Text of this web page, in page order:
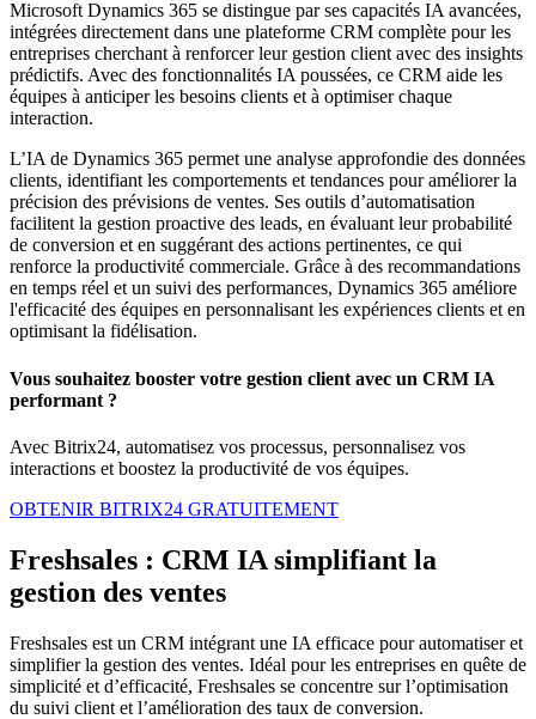
Microsoft Dynamics 365 se distingue par ses capacités IA avancées,
intégrées directement dans une plateforme CRM complète pour les
entreprises cherchant à renforcer leur gestion client avec des insights
prédictifs. Avec des fonctionnalités IA poussées, ce CRM aide les
équipes à anticiper les besoins clients et à optimiser chaque
interaction.
L’IA de Dynamics 365 permet une analyse approfondie des données
clients, identifiant les comportements et tendances pour améliorer la
précision des prévisions de ventes. Ses outils d’automatisation
facilitent la gestion proactive des leads, en évaluant leur probabilité
de conversion et en suggérant des actions pertinentes, ce qui
renforce la productivité commerciale. Grâce à des recommandations
en temps réel et un suivi des performances, Dynamics 365 améliore
l'efficacité des équipes en personnalisant les expériences clients et en
optimisant la fidélisation.
Vous souhaitez booster votre gestion client avec un CRM IA
performant ?
Avec Bitrix24, automatisez vos processus, personnalisez vos
interactions et boostez la productivité de vos équipes.
OBTENIR BITRIX24 GRATUITEMENT
Freshsales : CRM IA simplifiant la
gestion des ventes
Freshsales est un CRM intégrant une IA efficace pour automatiser et
simplifier la gestion des ventes. Idéal pour les entreprises en quête de
simplicité et d’efficacité, Freshsales se concentre sur l’optimisation
du suivi client et l’amélioration des taux de conversion.